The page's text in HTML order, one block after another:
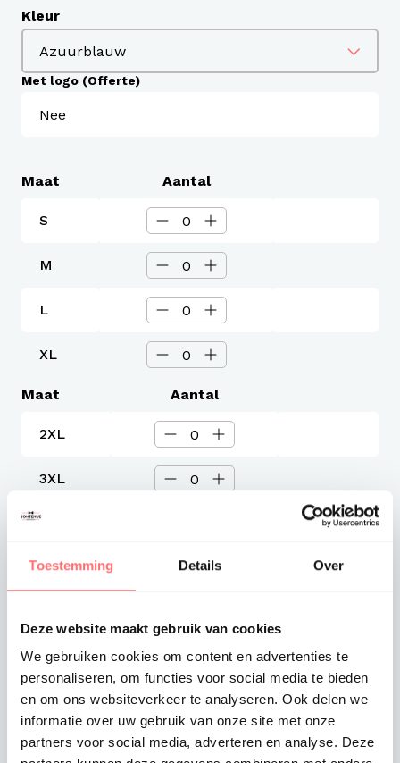
Toestemming Details Over
Deze website maakt gebruik van cookies
We gebruiken cookies om content en advertenties te
personaliseren, om functies voor social media te bieden
en om ons websiteverkeer te analyseren. Ook delen we
informatie over uw gebruik van onze site met onze
partners voor social media, adverteren en analyse. Deze
Kleur
Met logo (Offerte)
Maat Aantal
S
M
L
XL
Maat Aantal
2XL
3XL
4XL
Gratis verzending vanaf €375
Totaalprijs
€18,70
Toevoegen aan winkelwagen